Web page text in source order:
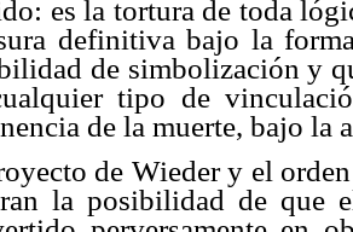
es la tortura de toda
definitiva bajo la
de simbolización y
tipo de
de la muerte, bajo la
de Wieder y el
la posibilidad de que